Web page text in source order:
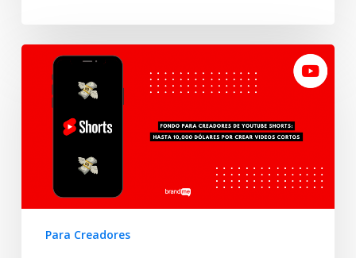
Para Creadores